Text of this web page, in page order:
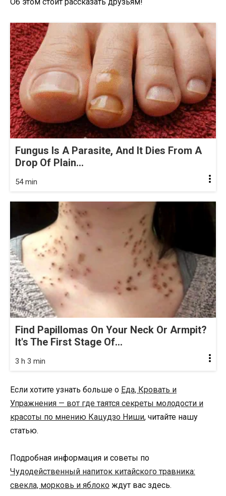
Об этом стоит рассказать друзьям!
Fungus Is A Parasite, And It Dies From A
Drop Of Plain...
54 min
Find Papillomas On Your Neck Or Armpit?
It's The First Stage Of...
3 h 3 min
Если хотите узнать больше о Еда, Кровать и
Упражнения — вот где таятся секреты молодости и
красоты по мнению Кацудзо Ниши, читайте нашу
статью.
Подробная информация и советы по
Чудодейственный напиток китайского травника:
свекла, морковь и яблоко ждут вас здесь.